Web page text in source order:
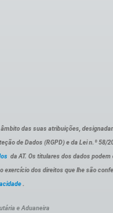
das suas atribuições,
de Dados (RGPD) e da Lei n.º
da AT. Os titulares dos dados
dos direitos que lhe são
.
e Aduaneira